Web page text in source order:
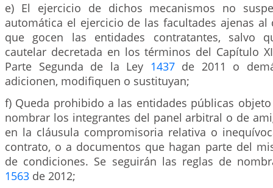
e) El ejercicio de dichos mecanismos no
automática el ejercicio de las facultades ajenas al
que gocen las entidades contratantes, salvo
cautelar decretada en los términos del Capítulo
Parte Segunda de la Ley 1437de 2011 o
adicionen, modifiquen o sustituyan;
f) Queda prohibido a las entidades públicas
nombrar los integrantes del panel arbitral o de
en la cláusula compromisoria relativa o
contrato, o a documentos que hagan parte del
de condiciones. Se seguirán las reglas de
1563 de 2012;